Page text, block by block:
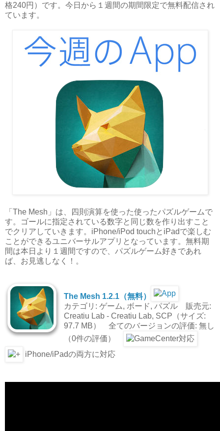
格240円）です。今日から１週間の期間限定で無料配信され
ています。
「The Mesh」は、四則演算を使った使ったパズルゲームで
す。ゴールに指定されている数字と同じ数を作り出すこと
でクリアしていきます。iPhone/iPod touchとiPadで楽しむ
ことができるユニバーサルアプリとなっています。無料期
間は本日より１週間ですので、パズルゲーム好きであれ
ば、お見逃しなく！。
The Mesh 1.2.1（無料）
カテゴリ: ゲーム, ボード, パズル 販売元:
Creatiu Lab - Creatiu Lab, SCP（サイズ:
97.7 MB） 全てのバージョンの評価: 無し
（0件の評価）
iPhone/iPadの両方に対応